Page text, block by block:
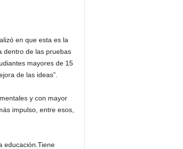
en que esta es la
dentro de las pruebas
mayores de 15
de las ideas”.
y con mayor
impulso, entre esos,
educación.Tiene